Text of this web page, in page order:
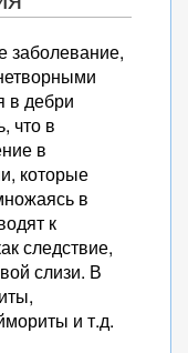
заболевание,
в дебри
что в
в
которые
в
к
следствие,
слизи. В
и т.д.